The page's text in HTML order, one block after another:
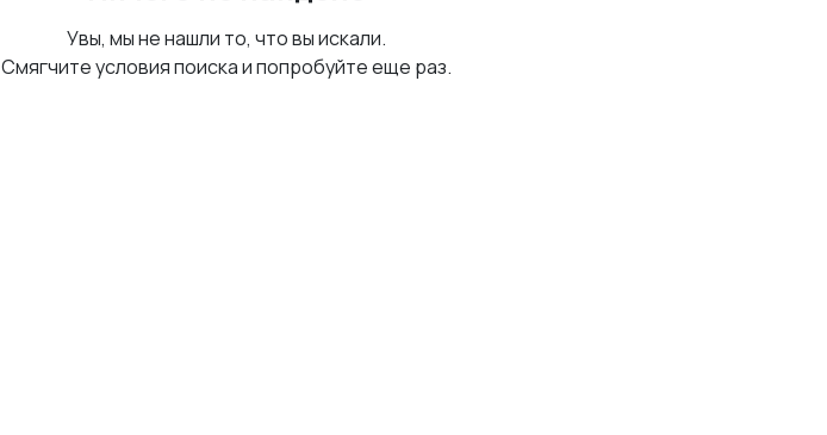
Увы, мы не нашли то, что вы искали.
Смягчите условия поиска и попробуйте еще раз.